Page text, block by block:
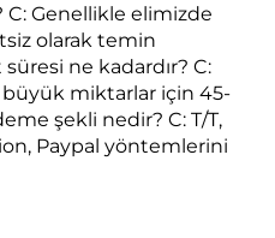
C: Genellikle elimizde
olarak temin
ne kadardır? C:
büyük miktarlar için 45-
şekli nedir? C: T/T,
Paypal yöntemlerini